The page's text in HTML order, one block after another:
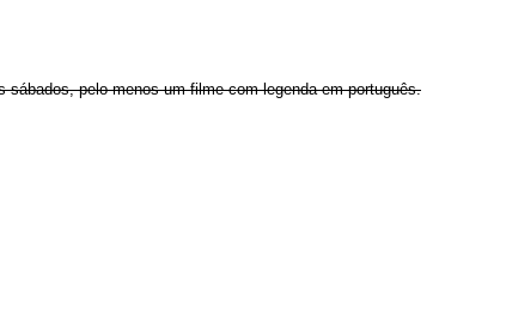
pelo menos um filme com legenda em português.